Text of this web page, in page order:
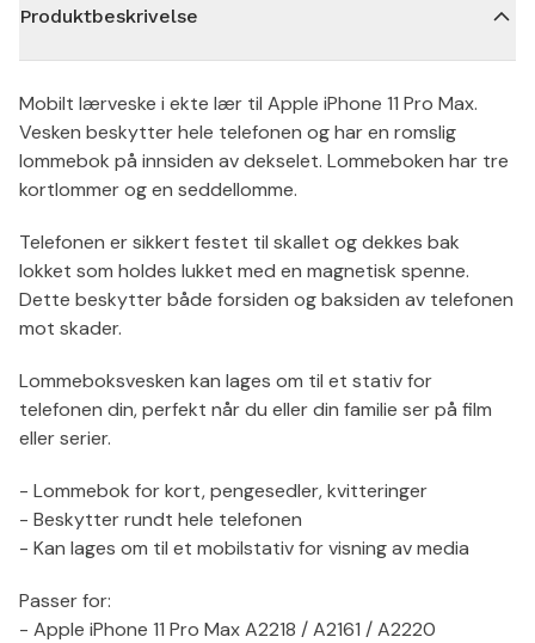
Produktbeskrivelse
Mobilt lærveske i ekte lær til Apple iPhone 11 Pro Max.
Vesken beskytter hele telefonen og har en romslig
lommebok på innsiden av dekselet. Lommeboken har tre
kortlommer og en seddellomme.
Telefonen er sikkert festet til skallet og dekkes bak
lokket som holdes lukket med en magnetisk spenne.
Dette beskytter både forsiden og baksiden av telefonen
mot skader.
Lommeboksvesken kan lages om til et stativ for
telefonen din, perfekt når du eller din familie ser på film
eller serier.
- Lommebok for kort, pengesedler, kvitteringer
- Beskytter rundt hele telefonen
- Kan lages om til et mobilstativ for visning av media
Passer for:
- Apple iPhone 11 Pro Max A2218 / A2161 / A2220